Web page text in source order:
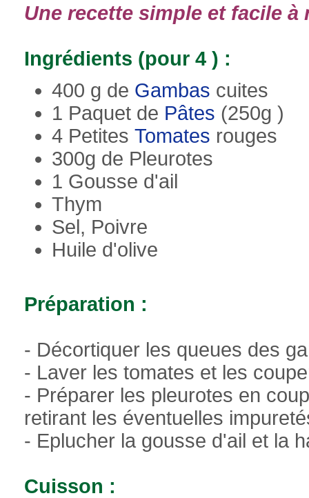
Une recette simple et facile
Ingrédients (pour 4 ) :
400 g de Gambas cuites
1 Paquet de Pâtes (250g )
4 Petites Tomates rouges
300g de Pleurotes
1 Gousse d'ail
Thym
Sel, Poivre
Huile d'olive
Préparation :
- Décortiquer les queues des
- Laver les tomates et les
- Préparer les pleurotes en
retirant les éventuelles
- Eplucher la gousse d'ail et la
Cuisson :